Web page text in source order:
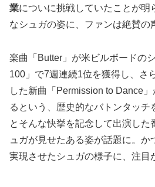
業についに挑戦していたことが明
なシュガの姿に、ファンは絶賛の
楽曲「Butter」が米ビルボードの
100」で7週連続1位を獲得し、さ
した新曲「Permission to Dance
るという、歴史的なバトンタッチ
とそんな快挙を記念して出演した
ュガが見せたある姿が話題に。か
実現させたシュガの様子に、注目